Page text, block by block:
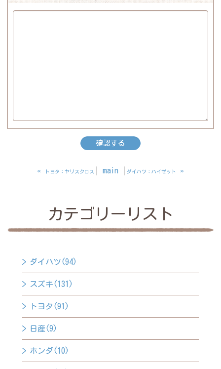
« トヨタ：ヤリスクロス main ダイハツ：ハイゼット »
カテゴリーリスト
ダイハツ(94)
スズキ(131)
トヨタ(91)
日産(9)
ホンダ(10)